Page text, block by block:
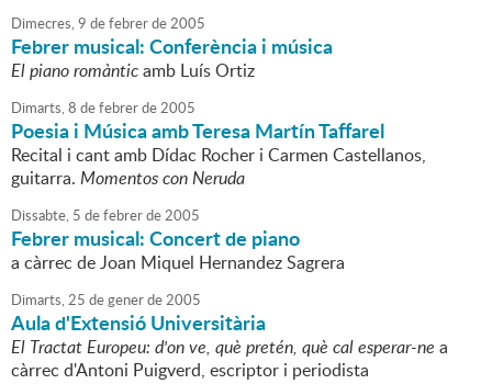
Dimecres,9 defebrerde2005
Febrer musical: Conferència i música
El piano romànticamb Luís Ortiz
Dimarts,8 defebrerde2005
Poesia i Música amb Teresa Martín Taffarel
Recital i cant amb Dídac Rocher i Carmen Castellanos,
guitarra. Momentos con Neruda
Dissabte, 5 defebrerde2005
Febrer musical: Concert de piano
a càrrec de Joan Miquel Hernandez Sagrera
Dimarts,25 degenerde2005
Aula d'Extensió Universitària
El Tractat Europeu: d'on ve, què pretén, què cal esperar-ne a
càrrec d'Antoni Puigverd, escriptor i periodista